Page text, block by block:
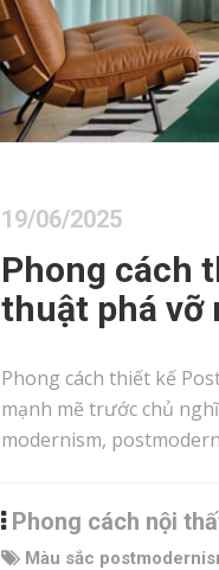
19/06/2025
Phong cách
thuật phá vỡ
Phong cách thiết kế
mạnh mẽ trước chủ
modernism,
Phong cách nội
Màu sắc